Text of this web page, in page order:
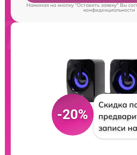
Нажимая на кнопку "Оставить заявку" Вы
конфиденциальности
-20%
Скидка
записи